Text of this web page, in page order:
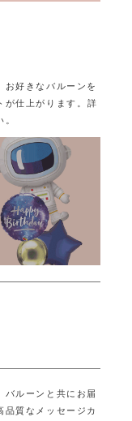
お好きなバルーンを
仕上がります。 詳
バルーンと共にお届
品質なメッセージカ